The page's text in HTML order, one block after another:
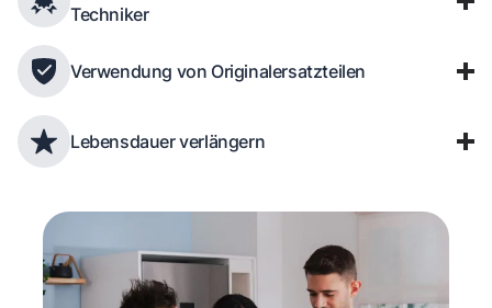
Techniker
Verwendung von Originalersatzteilen
Lebensdauer verlängern